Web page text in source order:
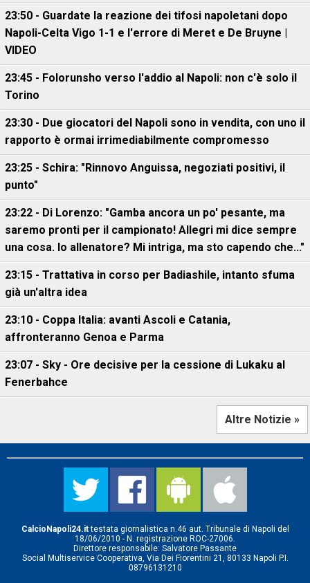
23:50 - Guardate la reazione dei tifosi napoletani dopo
Napoli-Celta Vigo 1-1 e l'errore di Meret e De Bruyne |
VIDEO
23:45 - Folorunsho verso l'addio al Napoli: non c'è solo il
Torino
23:30 - Due giocatori del Napoli sono in vendita, con uno il
rapporto è ormai irrimediabilmente compromesso
23:25 - Schira: "Rinnovo Anguissa, negoziati positivi, il
punto"
23:22 - Di Lorenzo: "Gamba ancora un po' pesante, ma
saremo pronti per il campionato! Allegri mi dice sempre
una cosa. Io allenatore? Mi intriga, ma sto capendo che..."
23:15 - Trattativa in corso per Badiashile, intanto sfuma
già un'altra idea
23:10 - Coppa Italia: avanti Ascoli e Catania,
affronteranno Genoa e Parma
23:07 - Sky - Ore decisive per la cessione di Lukaku al
Fenerbahce
Altre Notizie »
CalcioNapoli24.ittestata giornalistica n.46 aut. Tribunale di Napoli del
18/06/2010 - N. registrazione ROC-27006.
Direttore responsabile: Salvatore Passante
Social Multiservice Cooperativa, Via Dei Fiorentini 21, 80133 Napoli P.I.
08796131210